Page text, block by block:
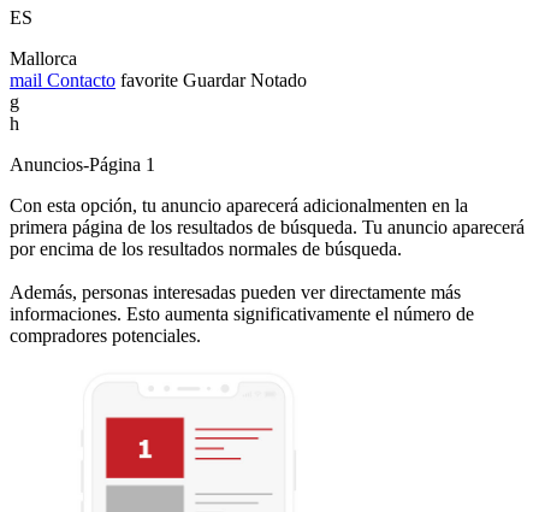
ES
Mallorca
mail Contacto favorite Guardar Notado
g
h
Anuncios-Página 1
Con esta opción, tu anuncio aparecerá adicionalmenten en la
primera página de los resultados de búsqueda. Tu anuncio aparecerá
por encima de los resultados normales de búsqueda.
Además, personas interesadas pueden ver directamente más
informaciones. Esto aumenta significativamente el número de
compradores potenciales.